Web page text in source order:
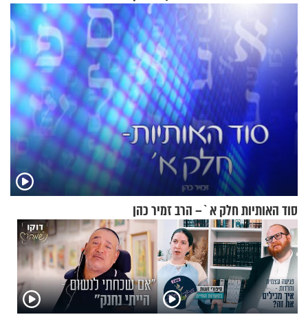
סוד האותיות חלק א`– הרב זמיר כהן